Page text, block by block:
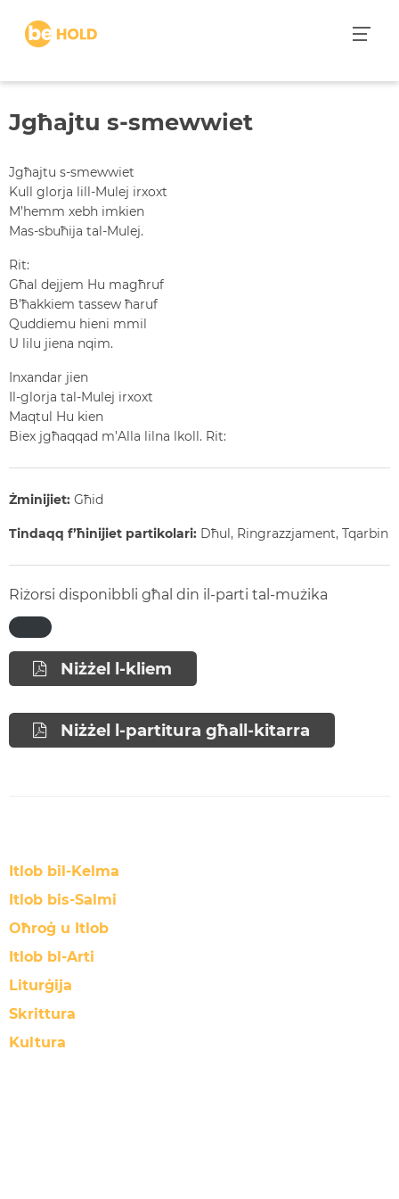
n
Jgħajtu s-smewwiet
Jgħajtu s-smewwiet
Kull glorja lill-Mulej irxoxt
M’hemm xebh imkien
Mas-sbuħija tal-Mulej.
Rit:
Għal dejjem Hu magħruf
B’ħakkiem tassew ħaruf
Quddiemu hieni mmil
U lilu jiena nqim.
Inxandar jien
Il-glorja tal-Mulej irxoxt
Maqtul Hu kien
Biex jgħaqqad m’Alla lilna lkoll. Rit:
Żminijiet: Għid
Tindaqq f’ħinijiet partikolari: Dħul, Ringrazzjament, Tqarbin
Riżorsi disponibbli għal din il-parti tal-mużika
Niżżel l-kliem
Niżżel l-partitura għall-kitarra
Itlob bil-Kelma
Itlob bis-Salmi
Oħroġ u Itlob
Itlob bl-Arti
Liturġija
Skrittura
Kultura